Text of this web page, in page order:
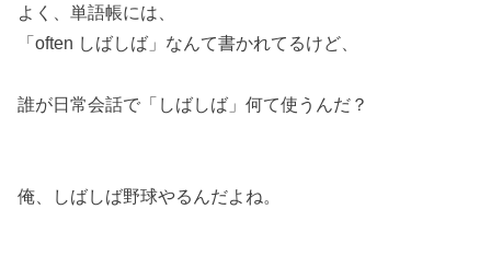
よく、単語帳には、
「often しばしば」なんて書かれてるけど、
誰が日常会話で「しばしば」何て使うんだ？
俺、しばしば野球やるんだよね。